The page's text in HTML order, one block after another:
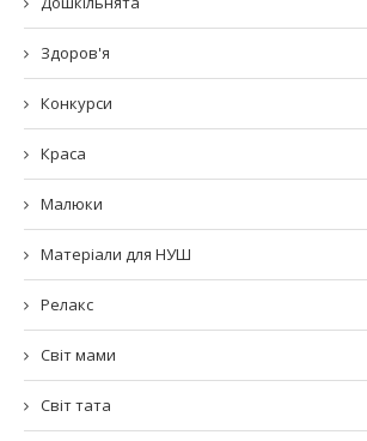
Здоров'я
Конкурси
Краса
Малюки
Матеріали для НУШ
Релакс
Світ мами
Світ тата